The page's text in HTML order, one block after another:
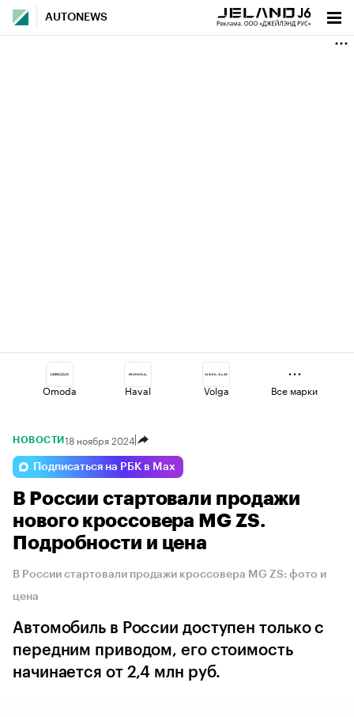
AUTONEWS
Omoda Haval Volga
Changan Lada
Jaecoo Geely Voyah
Все марки
НОВОСТИ 18 ноября 2024
Подписаться на РБК в Max
В России стартовали продажи
нового кроссовера MG ZS.
Подробности и цена
В России стартовали продажи кроссовера MG ZS: фото и
цена
Автомобиль в России доступен только с
передним приводом, его стоимость
начинается от 2,4 млн руб.